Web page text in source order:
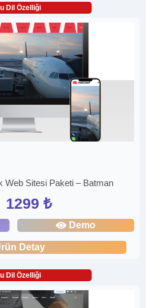
Dil Özelliği
Web Sitesi Paketi – Batman
1299 ₺
Demo
Detay
Dil Özelliği